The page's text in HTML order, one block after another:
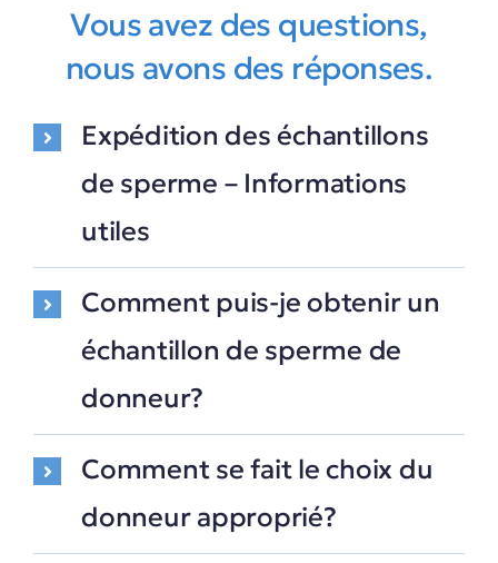
Vous avez des questions,
nous avons des réponses.
Expédition des échantillons
de sperme – Informations
utiles
Comment puis-je obtenir un
échantillon de sperme de
donneur?
Comment se fait le choix du
donneur approprié?